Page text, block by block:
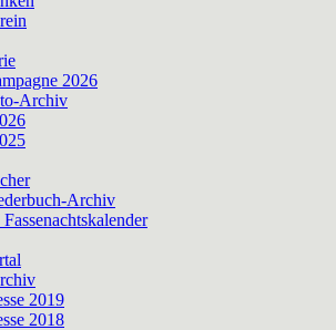
2026
Archiv
Archiv
2019
2018